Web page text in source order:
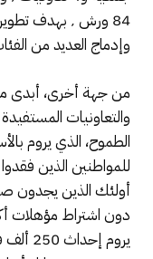
84 ورش ٬
وإدماج العديد من
من جهة أخرى، أبدى
والتعاونيات
الطموح، الذي يروم
أولئك الذين يجدون
دون اشتراط مؤهلات